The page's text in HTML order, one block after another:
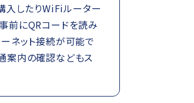
入したりWiFiルーター
前にQRコードを読み
ネット接続が可能で
案内の確認などもス